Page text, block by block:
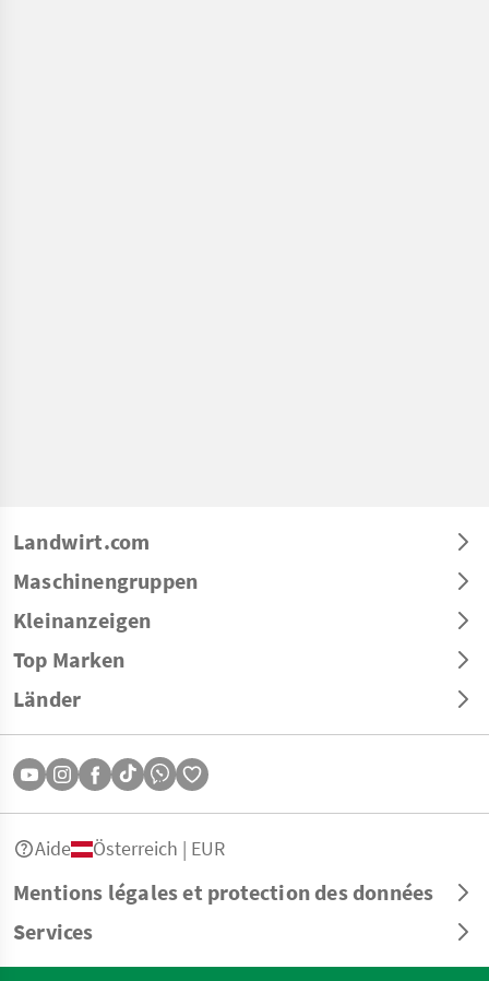
Landwirt.com
Maschinengruppen
Kleinanzeigen
Top Marken
Länder
Mentions légales et protection des données
Services
Aide Österreich | EUR